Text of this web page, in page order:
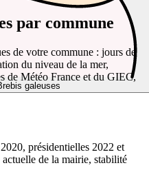
galeuses
par commune
de votre commune : jours de
du niveau de la mer,
de Météo France et du GIEC,
présidentielles 2022 et
de la mairie, stabilité